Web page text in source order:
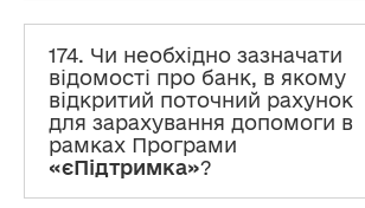
І. Види декларацій та порядок їх подання
ІІ. Суб’єкти декларування
ІІІ. Члени сім’ї суб’єкта декларування
174. Чи необхідно зазначати
відомості про банк, в якому
відкритий поточний рахунок
для зарахування допомоги в
рамках Програми
«єПідтримка»?